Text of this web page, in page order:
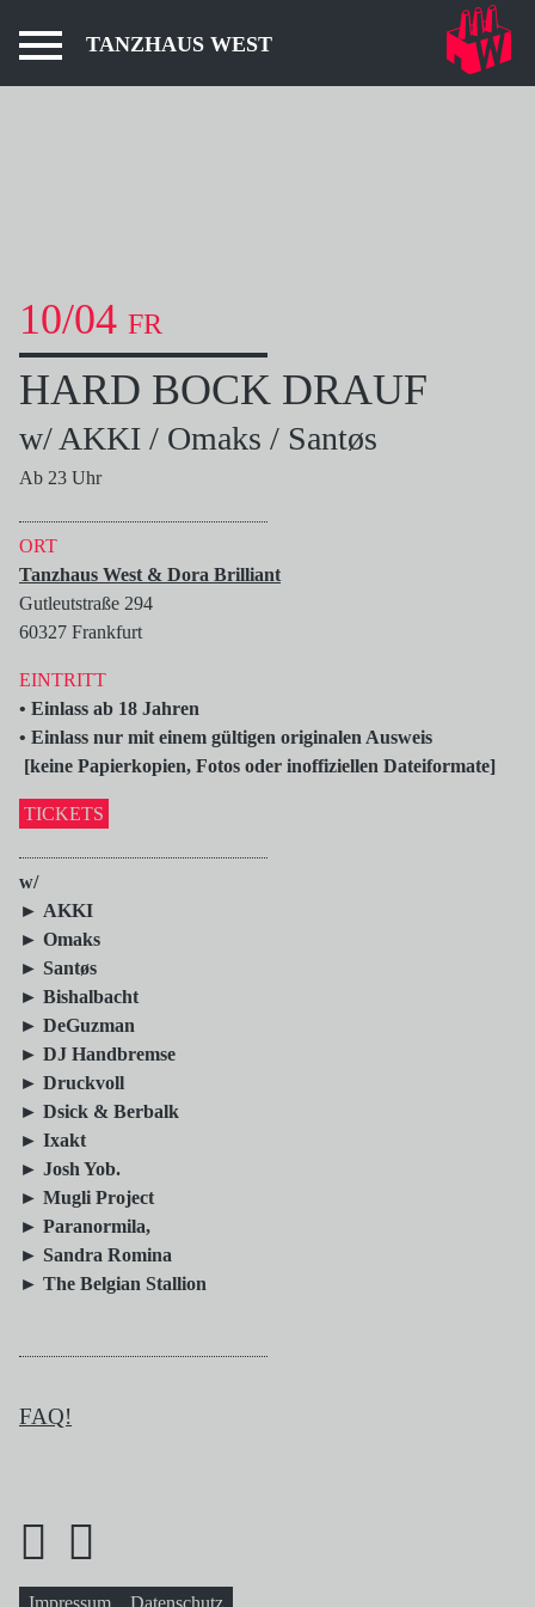
TANZHAUS WEST
10/04 FR
HARD BOCK DRAUF
w/ AKKI / Omaks / Santøs
Ab 23 Uhr
ORT
Tanzhaus West & Dora Brilliant
Gutleutstraße 294
60327 Frankfurt
EINTRITT
• Einlass ab 18 Jahren
• Einlass nur mit einem gültigen originalen Ausweis
[keine Papierkopien, Fotos oder inoffiziellen Dateiformate]
TICKETS
w/
► AKKI
► Omaks
► Santøs
► Bishalbacht
► DeGuzman
► DJ Handbremse
► Druckvoll
► Dsick & Berbalk
► Ixakt
► Josh Yob.
► Mugli Project
► Paranormila,
► Sandra Romina
► The Belgian Stallion
FAQ!
Impressum Datenschutz